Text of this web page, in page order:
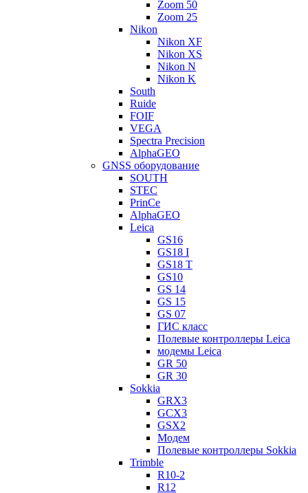
Zoom 50
Zoom 25
Nikon
Nikon XF
Nikon XS
Nikon N
Nikon K
South
Ruide
FOIF
VEGA
Spectra Precision
AlphaGEO
GNSS оборудование
SOUTH
STEC
PrinCe
AlphaGEO
Leica
GS16
GS18 I
GS18 T
GS10
GS 14
GS 15
GS 07
ГИС класс
Полевые контроллеры Leica
модемы Leica
GR 50
GR 30
Sokkia
GRX3
GCX3
GSX2
Модем
Полевые контроллеры Sokkia
Trimble
R10-2
R12